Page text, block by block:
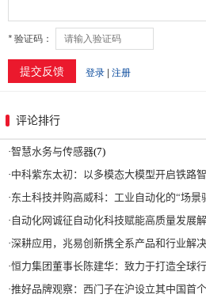
评论排行
·智慧水务与传感器(7)
·中科紫东太初：以多模态大模型开启铁路
·东土科技并购高威科：工业自动化的“场景
· 自动化网诚征自动化科技赋能高质量发展
·深耕应用，兆易创新携全系产品和行业解
·恒力集团董事长陈建华：致力于打造全球行业标杆，为国家的经济高质量发展
·推好品牌观察：西门子在沪设立其中国首个